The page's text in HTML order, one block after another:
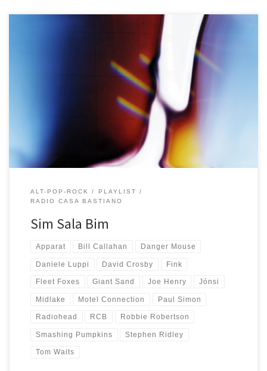
Quando ho finito di comporre la playlist di luglio di RCB era ormai
tarda notte, faceva caldo, le finestre della casa erano tutte aperte
e lasciavano entrare gli odori dell’estate. Ho pensato di uscire in
giardino mentre avevo ancora in mente le note di alcune canzoni
ascoltate in cuffia. Sono uscito a […]
ALT-POP-ROCK
PLAYLIST
RADIO CASA BASTIANO
Sim Sala Bim
Apparat Bill Callahan Danger Mouse
Daniele Luppi David Crosby Fink
Fleet Foxes Giant Sand Joe Henry Jónsi
Midlake Motel Connection Paul Simon
Radiohead RCB Robbie Robertson
Smashing Pumpkins Stephen Ridley
Tom Waits